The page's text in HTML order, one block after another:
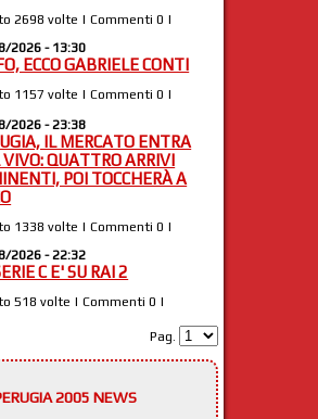
2698 volte | Commenti 0 |
2026 - 13:30
ECCO GABRIELE CONTI
1157 volte | Commenti 0 |
2026 - 23:38
IL MERCATO ENTRA
VIVO: QUATTRO ARRIVI
POI TOCCHERÀ A
1338 volte | Commenti 0 |
2026 - 22:32
C E' SU RAI 2
518 volte | Commenti 0 |
Pag.
2005 NEWS